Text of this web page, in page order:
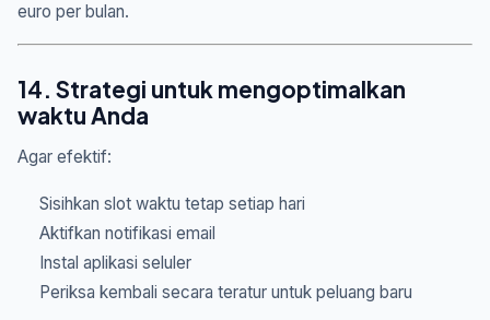
euro per bulan.
14. Strategi untuk mengoptimalkan
waktu Anda
Agar efektif:
Sisihkan slot waktu tetap setiap hari
Aktifkan notifikasi email
Instal aplikasi seluler
Periksa kembali secara teratur untuk peluang baru